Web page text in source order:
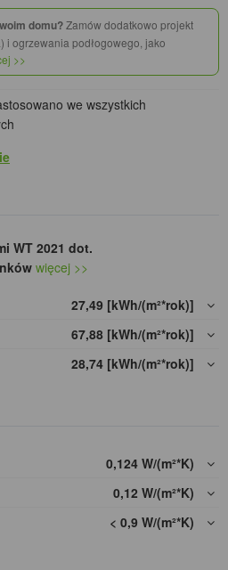
domu?Zamów dodatkowo projekt
i ogrzewania podłogowego, jako
>>
we wszystkich
WT 2021 dot.
więcej >>
27,49 [kWh/(m²*rok)]
67,88 [kWh/(m²*rok)]
28,74 [kWh/(m²*rok)]
0,124 W/(m²*K)
0,12 W/(m²*K)
< 0,9 W/(m²*K)